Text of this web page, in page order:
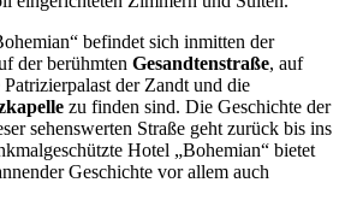
befindet sich inmitten der
der berühmten Gesandtenstraße, auf
der Zandt und die
zu finden sind. Die Geschichte der
sehenswerten Straße geht zurück bis ins
Hotel „Bohemian“ bietet
Geschichte vor allem auch